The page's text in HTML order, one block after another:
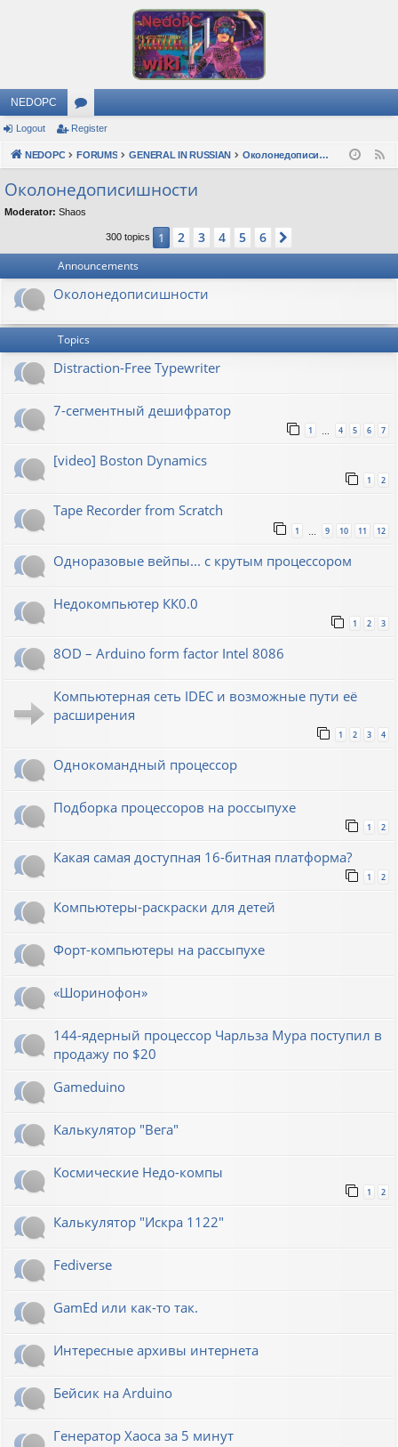
NEDOPC
or
u
s
Logout Register
NEDOPC FORUMS GENERAL IN RUSSIAN Околонедописишности
Околонедописишности
Moderator: Shaos
300 topics 1 2 3 4 5 6
Announcements
Околонедописишности
Topics
Distraction-Free Typewriter
7-сегментный дешифратор
1 … 4 5 6 7
[video] Boston Dynamics
1 2
Tape Recorder from Scratch
1 9 10 11 12
Одноразовые вейпы... с крутым процессором
Недокомпьютер КК0.0
1 2 3
8OD – Arduino form factor Intel 8086
Компьютерная сеть IDEC и возможные пути её
расширения
1 2 3 4
Однокомандный процессор
Подборка процессоров на россыпухе
1 2
Какая самая доступная 16-битная платформа?
1 2
Компьютеры-раскраски для детей
Форт-компьютеры на рассыпухе
«Шоринофон»
144-ядерный процессор Чарльза Мура поступил в
продажу по $20
Gameduino
Калькулятор "Вега"
Космические Недо-компы
1 2
Калькулятор "Искра 1122"
Fediverse
GamEd или как-то так.
Интересные архивы интернета
Бейсик на Arduino
Генератор Хаоса за 5 минут